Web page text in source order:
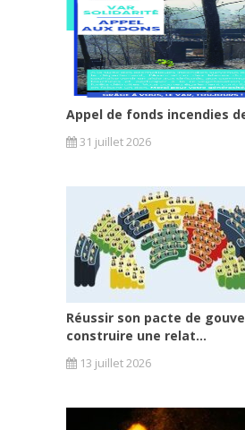
Appel de fonds incendies
31 juillet 2026
Réussir son pacte de
construire une relat...
13 juillet 2026